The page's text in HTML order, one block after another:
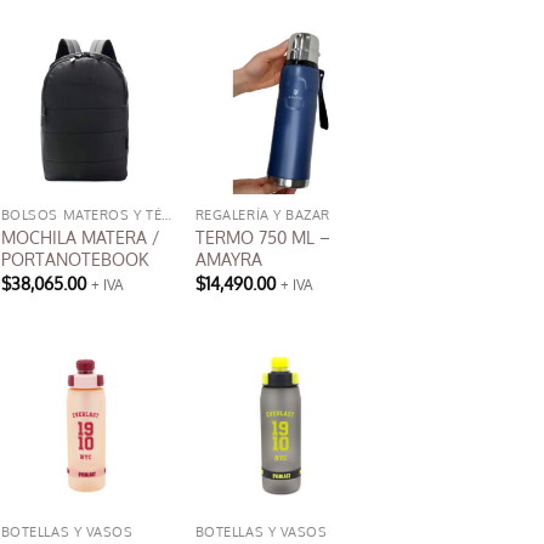
múltiples
variantes.
pueden
elegir
en
la
producto
BOLSOS MATEROS Y TÉRMICOS
MOCHILA MATERA /
PORTANOTEBOOK
$38,065.00 + IVA
REGALERÍA Y BAZAR
TERMO 750 ML –
AMAYRA
$14,490.00 + IVA
múltiples
variantes.
opciones
pueden
BOTELLAS Y VASOS BOTELLAS Y VASOS